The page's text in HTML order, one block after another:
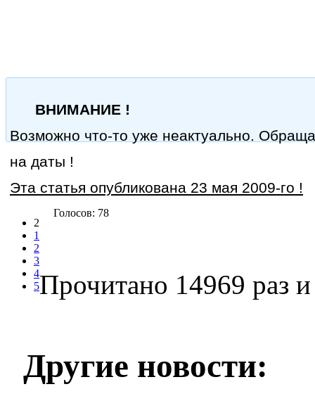
ВНИМАНИЕ !
Возможно что-то уже неактуально.
на даты !
Эта статья опубликована 23 мая 2009-го !
2
1
2
3
4
5
Голосов: 78
Прочитано 14969 раз
Другие новости: